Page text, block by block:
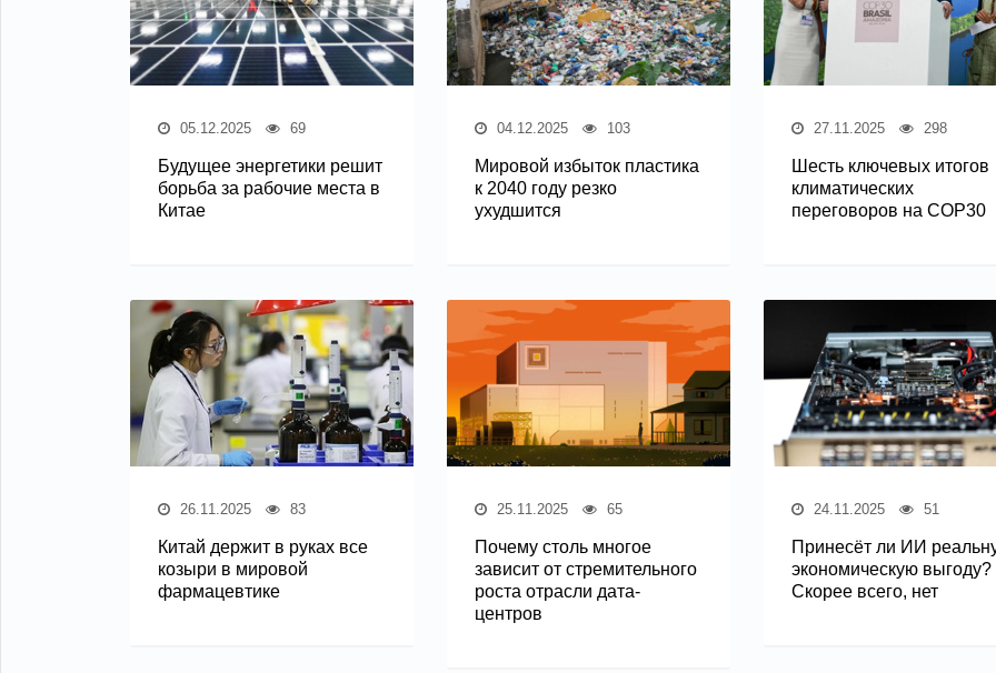
05.12.2025 69
Будущее энергетики решит
борьба за рабочие места в
Китае
04.12.2025 103
Мировой избыток пластика
к 2040 году резко
ухудшится
27.11.2025 298
Шесть ключевых итогов
климатических
переговоров на COP30
26.11.2025 83
Китай держит в руках все
козыри в мировой
фармацевтике
25.11.2025 65
Почему столь многое
зависит от стремительного
роста отрасли дата-
центров
24.11.2025 51
Принесёт ли ИИ
экономическую выгоду?
Скорее всего, нет